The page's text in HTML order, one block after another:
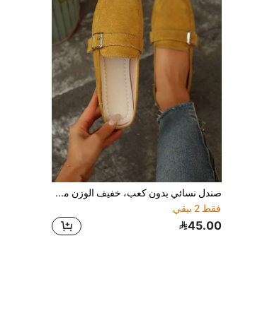
صندل نسائي بدون كعب، خفيف الوزن مريح كاجوال بدون ظهر، نعل مسطح لفصل الصيف
فقط 2 بيقي
45.00